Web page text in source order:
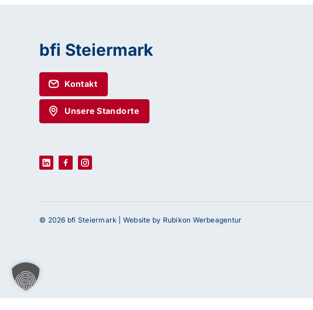
bfi Steiermark
Kontakt
Unsere Standorte
© 2026 bfi Steiermark | Website by Rubikon Werbeagentur